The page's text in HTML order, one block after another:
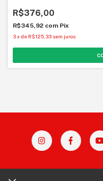
R$376,00
R$345,92 com Pix
3x de R$125,33 sem juros